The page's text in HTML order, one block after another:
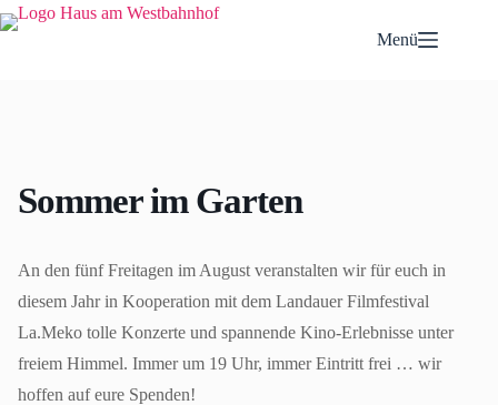
Zum
Inhalt
Menü
Sommer im Garten
An den fünf Freitagen im August veranstalten wir für euch in
diesem Jahr in Kooperation mit dem Landauer Filmfestival
La.Meko tolle Konzerte und spannende Kino-Erlebnisse unter
freiem Himmel. Immer um 19 Uhr, immer Eintritt frei … wir
hoffen auf eure Spenden!